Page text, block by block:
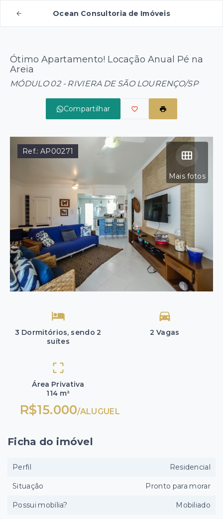
Ocean Consultoria de Imóveis
Ótimo Apartamento! Locação Anual Pé na
Areia
MÓDULO 02 - RIVIERA DE SÃO LOURENÇO/SP
Compartilhar
Mais fotos
Ref.:AP00271
3 Dormitórios, sendo 2
suítes
2 Vagas
Área Privativa
114 m²
R$15.000/ALUGUEL
Ficha do imóvel
Perfil Residencial
Situação Pronto para morar
Possui mobília? Mobiliado